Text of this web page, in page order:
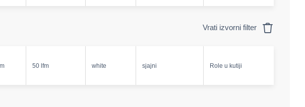
Vrati izvorni filter
50 lfm white sjajni Role u kutiji